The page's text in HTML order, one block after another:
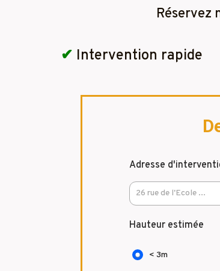
Réservez
✔ Intervention rapide
Adresse
Hauteur estimée
< 3m